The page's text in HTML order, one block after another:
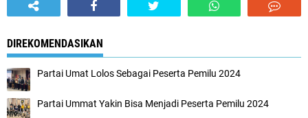
DIREKOMENDASIKAN
Partai Umat Lolos Sebagai Peserta Pemilu 2024
Partai Ummat Yakin Bisa Menjadi Peserta Pemilu 2024